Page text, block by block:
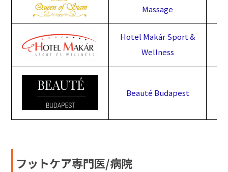
Massage
Hotel Makár Sport &
Wellness
Beauté Budapest
フットケア専門医/病院